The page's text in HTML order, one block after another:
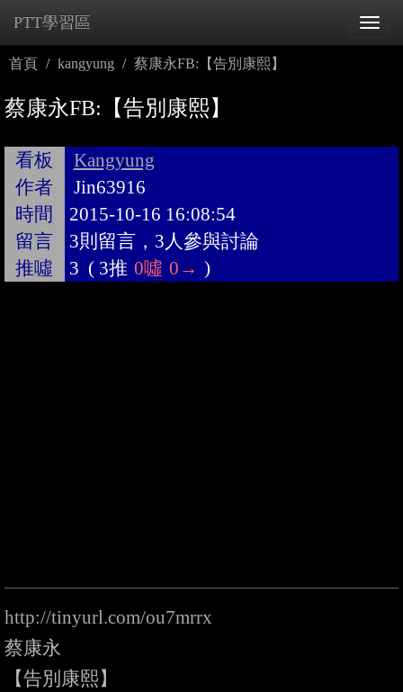
PTT學習區
首頁 kangyung 蔡康永FB:【告別康熙】
蔡康永FB:【告別康熙】
看板
Kangyung
作者
Jin63916
時間
2015-10-16 16:08:54
留言
3則留言，3人參與討論
推噓
3 ( 3推 0噓 0→ )
http://tinyurl.com/ou7mrrx
蔡康永
【告別康熙】